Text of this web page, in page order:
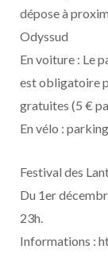
dépose à
Odyssud
En voiture : Le
est obligatoire
gratuites (5 €
En vélo :
Festival des
Du 1er
23h.
Informations :